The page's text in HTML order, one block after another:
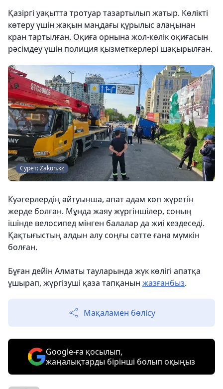
Қазіргі уақытта тротуар тазартылып жатыр. Көлікті
көтеру үшін жақын маңдағы құрылыс алаңынан
кран тартылған. Оқиға орнына жол-көлік оқиғасын
рәсімдеу үшін полиция қызметкерлері шақырылған.
Сурет: Zakon.kz
Куәгерлердің айтуынша, апат адам көп жүретін
жерде болған. Мұнда жаяу жүргіншілер, соның
ішінде велосипед мінген балалар да жиі кездеседі.
Қақтығыстың алдын алу соңғы сәтте ғана мүмкін
болған.
Бұған дейін Алматы тауларында жүк көлігі апатқа
ұшырап, жүргізуші қаза тапқанын жазғанбыз.
Мақаламен бөлісу
Google-ға қосылып,
жаңалықтарды бірінші болып оқыңыз